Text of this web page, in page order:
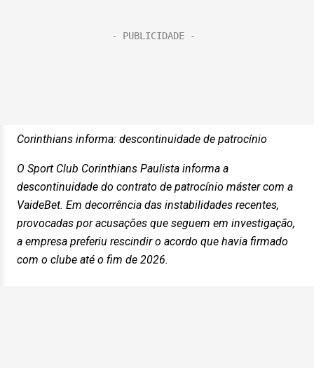
Corinthians informa: descontinuidade de patrocínio
O Sport Club Corinthians Paulista informa a
descontinuidade do contrato de patrocínio máster com a
VaideBet. Em decorrência das instabilidades recentes,
provocadas por acusações que seguem em investigação,
a empresa preferiu rescindir o acordo que havia firmado
com o clube até o fim de 2026.